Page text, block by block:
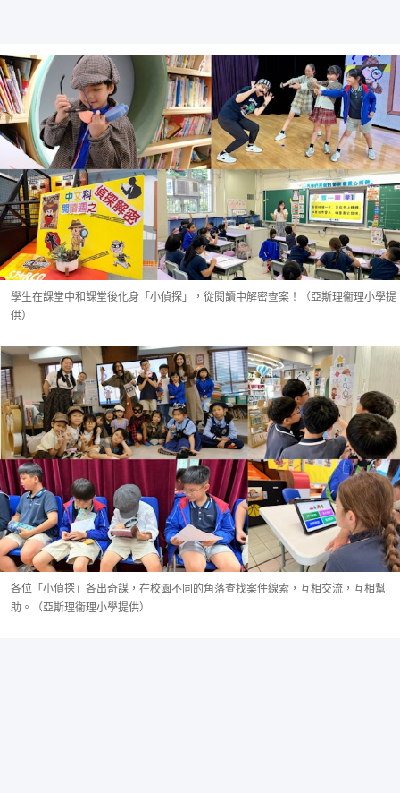
學生在課堂中和課堂後化身「小偵探」，從閱讀中解密查案！（亞斯理衞理小學提
供）
各位「小偵探」各出奇謀，在校園不同的角落查找案件線索，互相交流，互相幫
助。（亞斯理衞理小學提供）